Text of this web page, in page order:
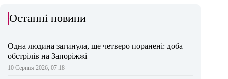
Останні новини
Одна людина загинула, ще четверо поранені: доба
обстрілів на Запоріжжі
10 Серпня 2026, 07:18